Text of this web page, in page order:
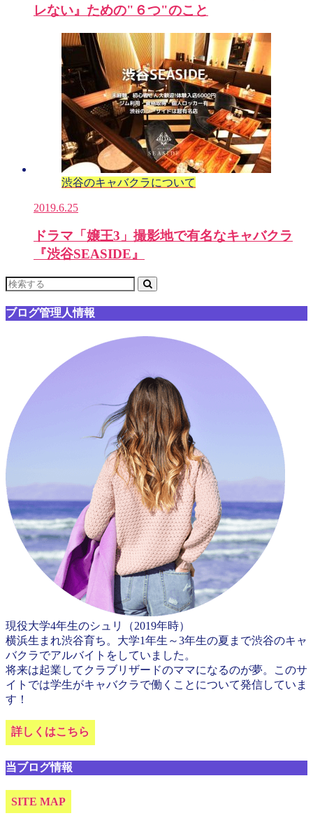
レない』ための"６つ"のこと
渋谷のキャバクラについて
2019.6.25
ドラマ「嬢王3」撮影地で有名なキャバクラ
『渋谷SEASIDE』
ブログ管理人情報
現役大学4年生のシュリ（2019年時）
横浜生まれ渋谷育ち。大学1年生～3年生の夏まで渋谷のキャ
バクラでアルバイトをしていました。
将来は起業してクラブリザードのママになるのが夢。このサ
イトでは学生がキャバクラで働くことについて発信していま
す！
詳しくはこちら
当ブログ情報
SITE MAP